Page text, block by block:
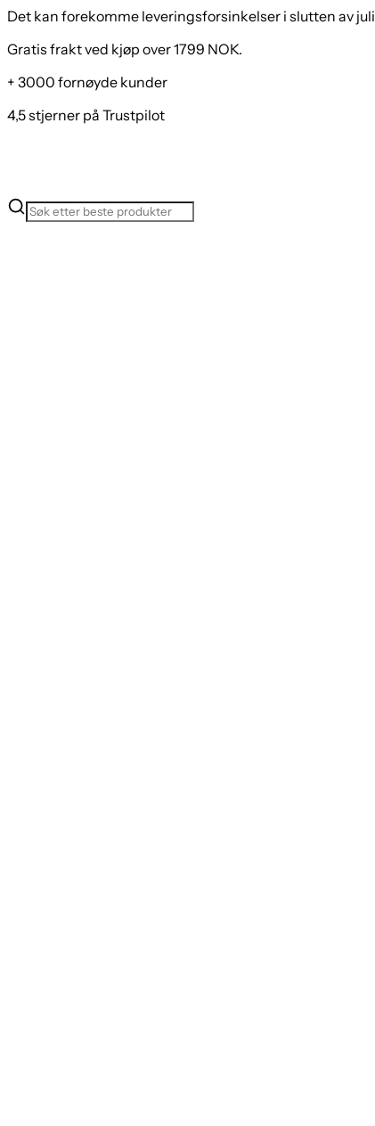
Det kan forekomme leveringsforsinkelser i slutten av juli
Gratis frakt ved kjøp over 1799 NOK.
+ 3000 fornøyde kunder
4,5 stjerner på Trustpilot